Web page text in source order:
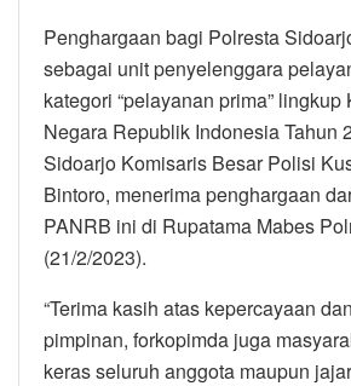
Penghargaan bagi Polresta
sebagai unit penyelenggara
kategori “pelayanan prima” lingkup
Negara Republik Indonesia Tahun
Sidoarjo Komisaris Besar Polisi
Bintoro, menerima penghargaan
PANRB ini di Rupatama Mabes
(21/2/2023).
“Terima kasih atas kepercayaan
pimpinan, forkopimda juga
keras seluruh anggota maupun